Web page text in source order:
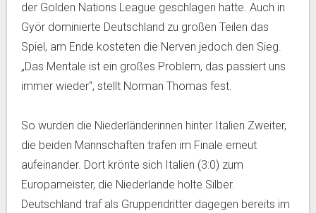
der Golden Nations League geschlagen hatte. Auch in
Györ dominierte Deutschland zu großen Teilen das
Spiel, am Ende kosteten die Nerven jedoch den Sieg.
„Das Mentale ist ein großes Problem, das passiert uns
immer wieder“, stellt Norman Thomas fest.
So wurden die Niederländerinnen hinter Italien Zweiter,
die beiden Mannschaften trafen im Finale erneut
aufeinander. Dort krönte sich Italien (3:0) zum
Europameister, die Niederlande holte Silber.
Deutschland traf als Gruppendritter dagegen bereits im